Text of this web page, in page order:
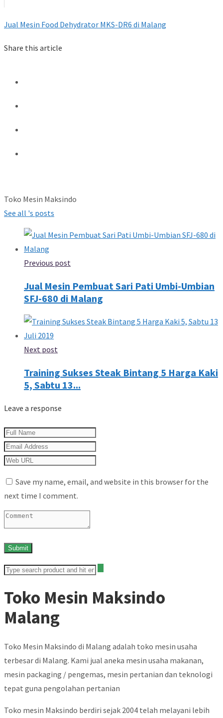
Jual Mesin Food Dehydrator MKS-DR6 di Malang
Share this article
Toko Mesin Maksindo
See all 's posts
Previous post
Jual Mesin Pembuat Sari Pati Umbi-Umbian
SFJ-680 di Malang
Next post
Training Sukses Steak Bintang 5 Harga Kaki
5, Sabtu 13...
Leave a response
Save my name, email, and website in this browser for the
next time I comment.
Toko Mesin Maksindo
Malang
Toko Mesin Maksindo di Malang adalah toko mesin usaha
terbesar di Malang. Kami jual aneka mesin usaha makanan,
mesin packaging / pengemas, mesin pertanian dan teknologi
tepat guna pengolahan pertanian
Toko mesin Maksindo berdiri sejak 2004 telah melayani lebih